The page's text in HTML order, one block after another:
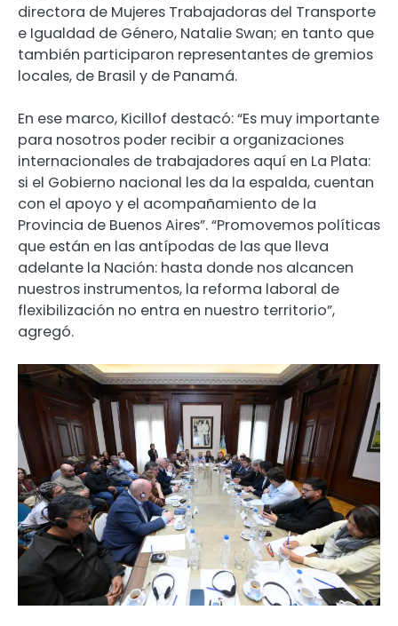
directora de Mujeres Trabajadoras del Transporte
e Igualdad de Género, Natalie Swan; en tanto que
también participaron representantes de gremios
locales, de Brasil y de Panamá.
En ese marco, Kicillof destacó: “Es muy importante
para nosotros poder recibir a organizaciones
internacionales de trabajadores aquí en La Plata:
si el Gobierno nacional les da la espalda, cuentan
con el apoyo y el acompañamiento de la
Provincia de Buenos Aires”. “Promovemos políticas
que están en las antípodas de las que lleva
adelante la Nación: hasta donde nos alcancen
nuestros instrumentos, la reforma laboral de
flexibilización no entra en nuestro territorio”,
agregó.